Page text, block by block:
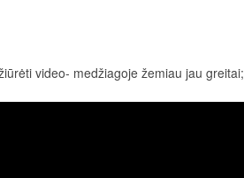
video- medžiagoje žemiau jau greitai;